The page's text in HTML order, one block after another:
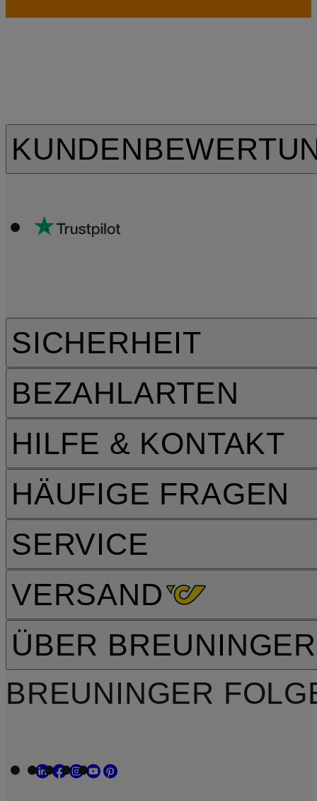
HILFE & KONTAKT
HÄUFIGE FRAGEN
SERVICE
VERSAND
SICHERHEIT
BEZAHLARTEN
ÜBER BREUNINGER
BREUNINGER